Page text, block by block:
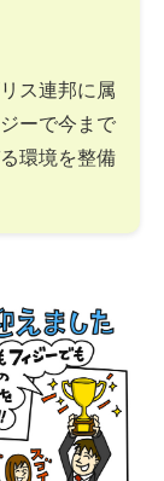
ス連邦に属
ーで今まで
環境を整備